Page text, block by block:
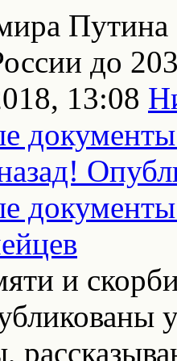
Путина
до
13:08
и